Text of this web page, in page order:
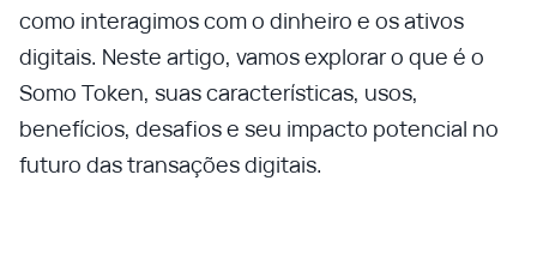
como interagimos com o dinheiro e os ativos
digitais. Neste artigo, vamos explorar o que é o
Somo Token, suas características, usos,
benefícios, desafios e seu impacto potencial no
futuro das transações digitais.